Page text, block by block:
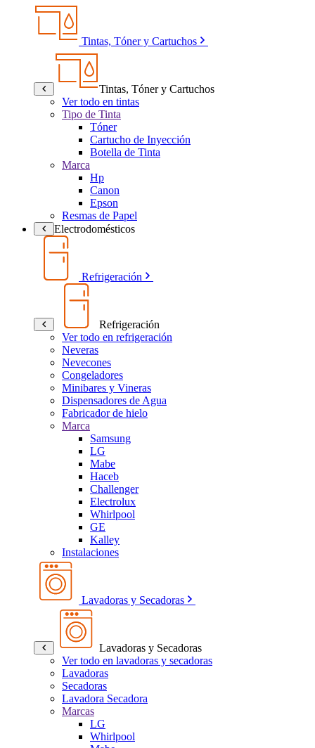
Tintas, Tóner y Cartuchos
Tintas, Tóner y Cartuchos
Ver todo en tintas
Tipo de Tinta
Tóner
Cartucho de Inyección
Botella de Tinta
Marca
Hp
Canon
Epson
Resmas de Papel
Electrodomésticos
Refrigeración
Refrigeración
Ver todo en refrigeración
Neveras
Nevecones
Congeladores
Minibares y Vineras
Dispensadores de Agua
Fabricador de hielo
Marca
Samsung
LG
Mabe
Haceb
Challenger
Electrolux
Whirlpool
GE
Kalley
Instalaciones
Lavadoras y Secadoras
Lavadoras y Secadoras
Ver todo en lavadoras y secadoras
Lavadoras
Secadoras
Lavadora Secadora
Marcas
LG
Whirlpool